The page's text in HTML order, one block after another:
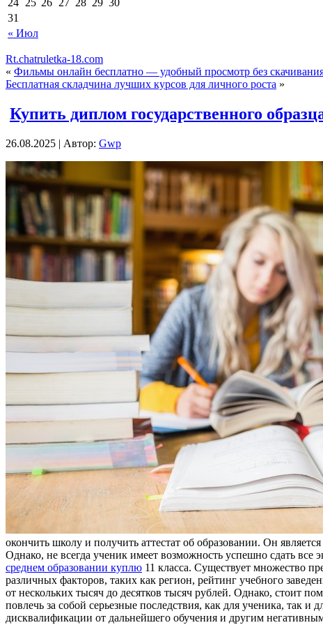
« Июл
31
Rt.chatruletka-18.com
« Фильмы онлайн бесплатно — удобный просмотр без
Бесплатная складчина лучших курсов для личного роста »
Купить диплом государственного
26.08.2025 | Автор: Gwp
окончить школу и получить аттестат об образовании. Он
Однако, не всегда ученик имеет возможность успешно сдать все
среднем образовании куплю 11 класса. Существует множество
различных факторов, таких как регион, рейтинг учебного
от нескольких тысяч до десятков тысяч рублей. Однако, стоит
повлечь за собой серьезные последствия, как для ученика, так
дисквалификации от дальнейшего обучения и другим